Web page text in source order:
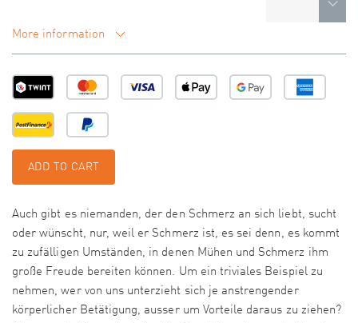
More information
ADD TO CART
Auch gibt es niemanden, der den Schmerz an sich liebt, sucht
oder wünscht, nur, weil er Schmerz ist, es sei denn, es kommt
zu zufälligen Umständen, in denen Mühen und Schmerz ihm
große Freude bereiten können. Um ein triviales Beispiel zu
nehmen, wer von uns unterzieht sich je anstrengender
körperlicher Betätigung, ausser um Vorteile daraus zu ziehen?